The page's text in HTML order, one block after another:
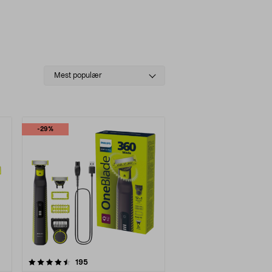
Select
Mest populær
-29%
195anmeldelser